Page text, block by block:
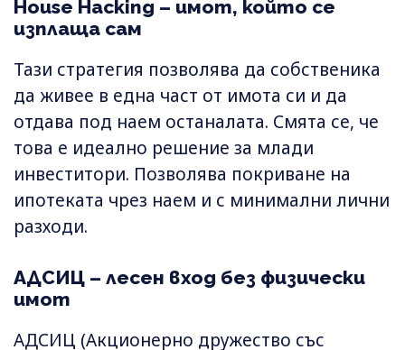
House Hacking – имот, който се
изплаща сам
Тази стратегия позволява да собственика
да живее в една част от имота си и да
отдава под наем останалата. Смята се, че
това е идеално решение за млади
инвеститори. Позволява покриване на
ипотеката чрез наем и с минимални лични
разходи.
АДСИЦ – лесен вход без физически
имот
АДСИЦ (Акционерно дружество със